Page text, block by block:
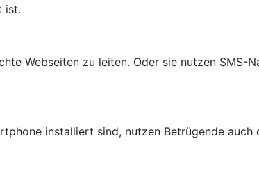
ist.
Webseiten zu leiten. Oder sie nutzen
installiert sind, nutzen Betrügende